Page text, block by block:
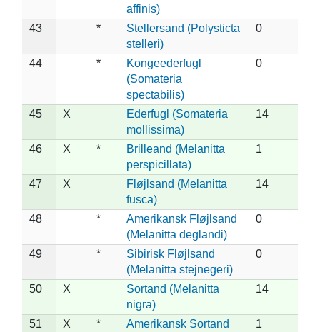
affinis)
43 *
Stellersand (Polysticta
stelleri)
0
44 *
Kongeederfugl
(Somateria
spectabilis)
0
45 X
Ederfugl (Somateria
mollissima)
14
46 X *
Brilleand (Melanitta
perspicillata)
1
47 X
Fløjlsand (Melanitta
fusca)
14
48 *
Amerikansk Fløjlsand
(Melanitta deglandi)
0
49 *
Sibirisk Fløjlsand
(Melanitta stejnegeri)
0
50 X
Sortand (Melanitta
nigra)
14
51 X *
Amerikansk Sortand
1